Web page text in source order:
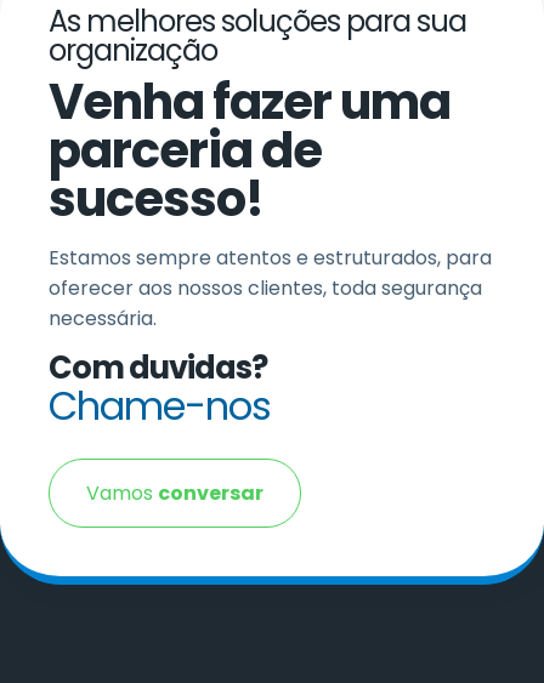
As melhores soluções para sua
organização
Venha fazer uma
parceria de
sucesso!
Estamos sempre atentos e estruturados, para
oferecer aos nossos clientes, toda segurança
necessária.
Com duvidas?
Chame-nos
Vamos conversar